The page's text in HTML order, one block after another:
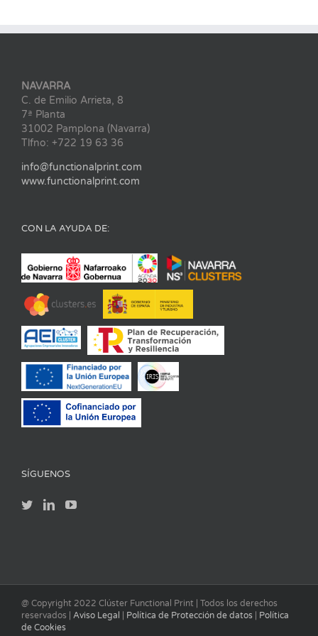
NAVARRA
C. de Emilio Arrieta, 8
7ª Planta
31002 Pamplona (Navarra)
Tlfno: +722 19 63 36
info@functionalprint.com
www.functionalprint.com
CON LA AYUDA DE:
SÍGUENOS
@ Copyright 2022 Clúster Functional Print | Todos los derechos
reservados | Aviso Legal Política de Protección de datos
Política
de Cookies